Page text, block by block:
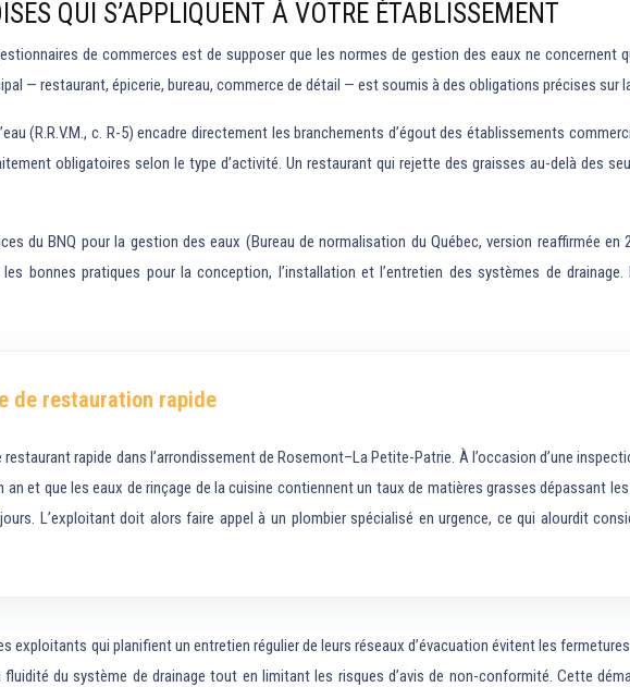
QUI S’APPLIQUENT À VOTRE ÉTABLISSEMENT
de commerces est de supposer que les normes de gestion des eaux ne concernent
— restaurant, épicerie, bureau, commerce de détail — est soumis à des obligations précises sur
(R.R.V.M., c. R-5) encadre directement les branchements d’égout des établissements
obligatoires selon le type d’activité. Un restaurant qui rejette des graisses au-delà des
du BNQ pour la gestion des eaux (Bureau de normalisation du Québec, version reaffirmée
bonnes pratiques pour la conception, l’installation et l’entretien des systèmes de
de restauration rapide
rapide dans l’arrondissement de Rosemont–La Petite-Patrie. À l’occasion d’une
an et que les eaux de rinçage de la cuisine contiennent un taux de matières grasses dépassant
L’exploitant doit alors faire appel à un plombier spécialisé en urgence, ce qui alourdit
exploitants qui planifient un entretien régulier de leurs réseaux d’évacuation évitent les
fluidité du système de drainage tout en limitant les risques d’avis de non-conformité. Cette